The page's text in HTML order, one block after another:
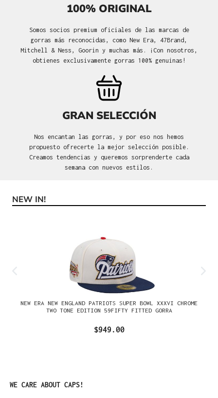
100% ORIGINAL
Somos socios premium oficiales de las marcas de
gorras más reconocidas, como New Era, 47Brand,
Mitchell & Ness, Goorin y muchas más. ¡Con nosotros,
obtienes exclusivamente gorras 100% genuinas!
GRAN SELECCIÓN
Nos encantan las gorras, y por eso nos hemos
propuesto ofrecerte la mejor selección posible.
Creamos tendencias y queremos sorprenderte cada
semana con nuevos estilos.
Omitir la galería de productos
NEW IN!
NEW ERA NEW ENGLAND PATRIOTS SUPER BOWL XXXVI CHROME
TWO TONE EDITION 59FIFTY FITTED GORRA
$949.00
Omitir la galería de productos
WE CARE ABOUT CAPS!